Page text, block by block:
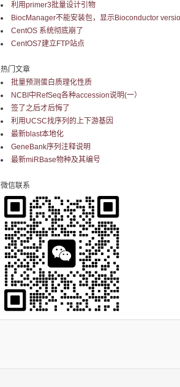
利用primer3批量设计引物
BiocManager不能安装包，显示Bioconductor
CentOS 系统彻底崩了
CentOS7建立FTP站点
热门文章
批量预测蛋白质理化性质
NCBI中RefSeq各种accession说明(一）
签了之后才后悔了
利用UCSC找序列的上下游基因
最新blast本地化
GeneBank序列注释说明
最新miRBase物种及其编号
微信联系